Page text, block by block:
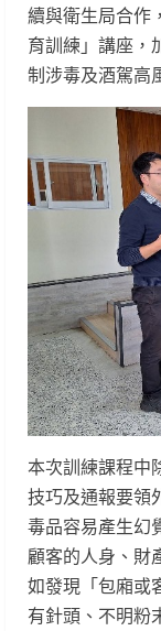
續與衛生局合作
育訓練」講座，
制涉毒及酒駕高
本次訓練課程中
技巧及通報要領
毒品容易產生幻
顧客的人身、財
如發現「包廂或
有針頭、不明粉